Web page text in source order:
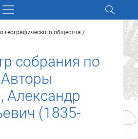
Найти
географического общества
собрания по
Авторы
Александр
(1835-